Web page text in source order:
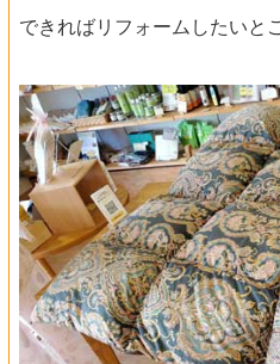
できればリフォームしたいと